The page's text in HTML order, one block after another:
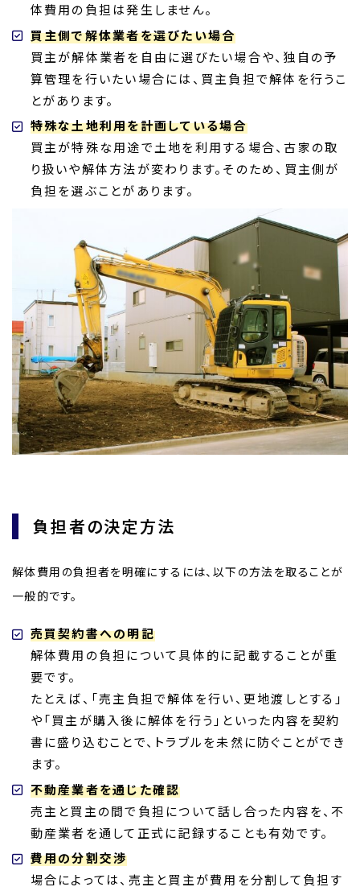
体費用の負担は発生しません。
買主側で解体業者を選びたい場合
買主が解体業者を自由に選びたい場合や、独自の予
算管理を行いたい場合には、買主負担で解体を行うこ
とがあります。
特殊な土地利用を計画している場合
買主が特殊な用途で土地を利用する場合、古家の取
り扱いや解体方法が変わります。そのため、買主側が
負担を選ぶことがあります。
負担者の決定方法
解体費用の負担者を明確にするには、以下の方法を取ることが
一般的です。
売買契約書への明記
解体費用の負担について具体的に記載することが重
要です。
たとえば、「売主負担で解体を行い、更地渡しとする」
や「買主が購入後に解体を行う」といった内容を契約
書に盛り込むことで、トラブルを未然に防ぐことができ
ます。
不動産業者を通じた確認
売主と買主の間で負担について話し合った内容を、不
動産業者を通して正式に記録することも有効です。
費用の分割交渉
場合によっては、売主と買主が費用を分割して負担す